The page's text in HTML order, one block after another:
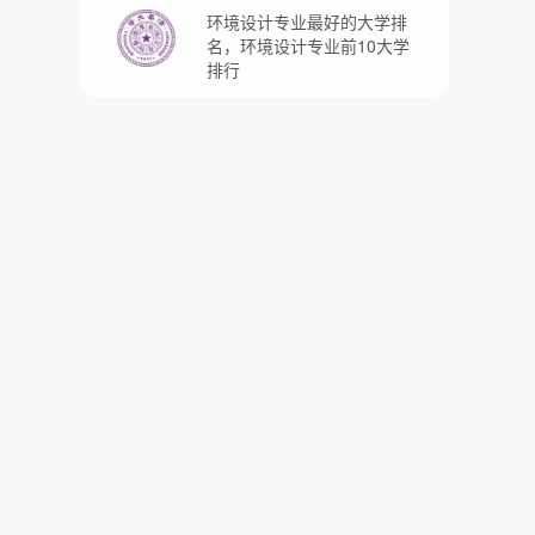
环境设计专业最好的大学排
名，环境设计专业前10大学
排行